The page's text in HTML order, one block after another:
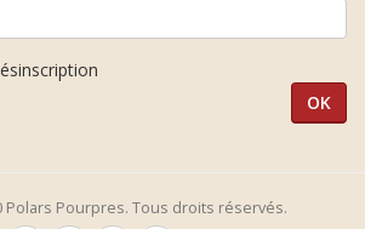
Polars Pourpres. Tous droits réservés.